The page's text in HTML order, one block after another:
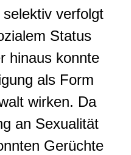
verfolgt
Status
hinaus konnte
als Form
wirken. Da
an Sexualität
Gerüchte